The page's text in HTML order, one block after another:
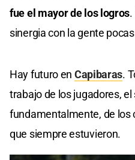
fue el mayor de los logros
sinergia con la gente
Hay futuro en Capibaras.
trabajo de los jugadores,
fundamentalmente, de los
que siempre estuvieron.